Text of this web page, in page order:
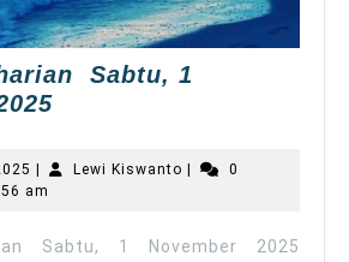
Sabtu, 1
Renungan
Sabtu,
2025
November
1,
Lewi Kiswanto Lewi
0
am
Sabtu, 1 November 2025